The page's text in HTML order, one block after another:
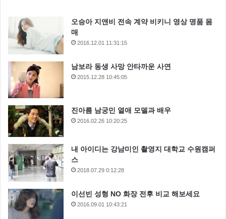
오승아 지앤비 전속 계약 비키니 영상 명품 몸
매
2016.12.01 11:31:15
남보라 동생 사망 안타까운 사연
2015.12.28 10:45:05
진아름 남궁민 열애 모델과 배우
2016.02.26 10:20:25
내 아이디는 강남미인 촬영지 대학교 수원캠퍼
스
2018.07.29 0:12:28
이선빈 성형 NO 화장 전후 비교 해보세요
2016.09.01 10:43:21